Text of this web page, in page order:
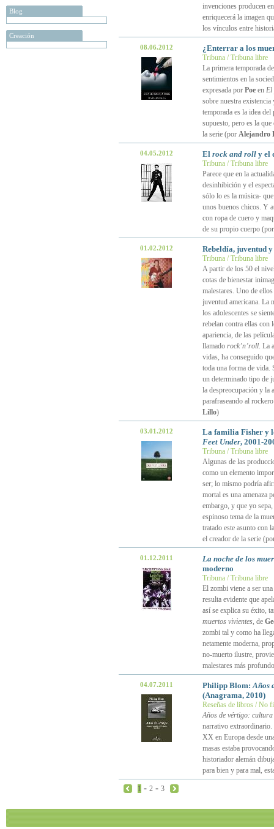
Blog
Creación
invenciones producen
enriquecerá la imagen
los vínculos entre
08.06.2012 ¿Enterrar a los
Tribuna / Tribuna libre
La primera temporada
sentimientos en la
expresada por Poeen El
sobre nuestra existencia
temporada es la idea
supuesto, pero es la
la serie (por Alejandro
04.05.2012 El rock and rolly el
Tribuna / Tribuna libre
Parece que en la
desinhibición y el
sólo lo es la música-
unos buenos chicos. Y
con ropa de cuero y
de su propio cuerpo
01.02.2012 Rebeldía, juventud
Tribuna / Tribuna libre
A partir de los 50 el
cotas de bienestar
malestares. Uno de
juventud americana. La
los adolescentes se
rebelan contra ellas con
apariencia, de las
llamado rock’n’roll. La
vidas, ha conseguido
toda una forma de vida.
un determinado tipo de
la despreocupación y la
parafraseando al
Lillo)
03.01.2012
La familia Fisher y
Feet Under, 2001-
Tribuna / Tribuna libre
Algunas de las
como un elemento
ser; lo mismo podría
mortal es una amenaza
embargo, y que yo
espinoso tema de la
tratado este asunto con
el creador de la serie
01.12.2011
La noche de los
moderno
Tribuna / Tribuna libre
El zombi viene a ser
resulta evidente que
así se explica su éxito,
muertos vivientes, de
zombi tal y como ha
netamente moderna,
no-muerto ilustre,
malestares más
04.07.2011 Philipp Blom:Años
(Anagrama, 2010)
Reseñas de libros / No
Años de vértigo:
narrativo extraordinario.
XX en Europa desde
masas estaba
historiador alemán
para bien y para mal,
1 - 2 - 3